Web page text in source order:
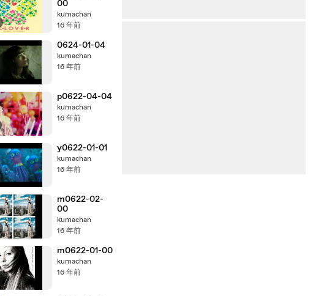
00
kumachan
16 年前
0624-01-04
kumachan
16 年前
p0622-04-04
kumachan
16 年前
y0622-01-01
kumachan
16 年前
m0622-02-
00
kumachan
16 年前
m0622-01-00
kumachan
16 年前